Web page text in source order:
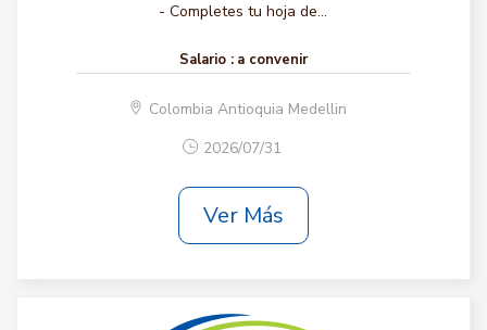
- Completes tu hoja de...
Salario : a convenir
Colombia Antioquia Medellin
2026/07/31
Ver Más